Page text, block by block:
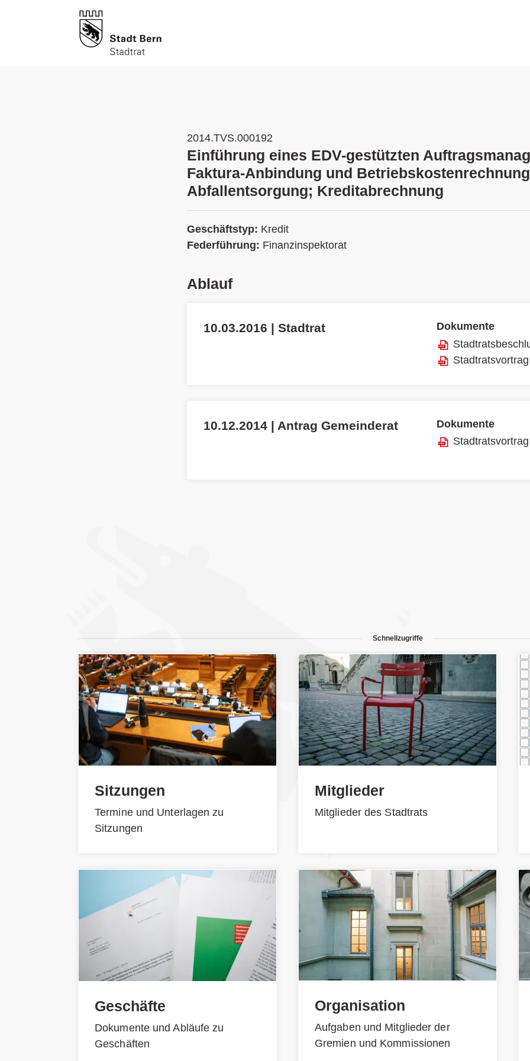
2014.TVS.000192
Einführung eines EDV-gestützten
Faktura-Anbindung und
Abfallentsorgung; Kreditabrechnung
Geschäftstyp: Kredit
Federführung: Finanzinspektorat
Ablauf
10.03.2016 | Stadtrat
Dokumente
Stadtratsvortrag
10.12.2014 | Antrag Gemeinderat
Dokumente
Stadtratsvortrag
Schnellzugriffe
Sitzungen
Termine und Unterlagen zu
Sitzungen
Geschäfte
Dokumente und Abläufe zu
Geschäften
Mitglieder
Mitglieder des Stadtrats
Organisation
Aufgaben und Mitglieder der
Gremien und Kommissionen